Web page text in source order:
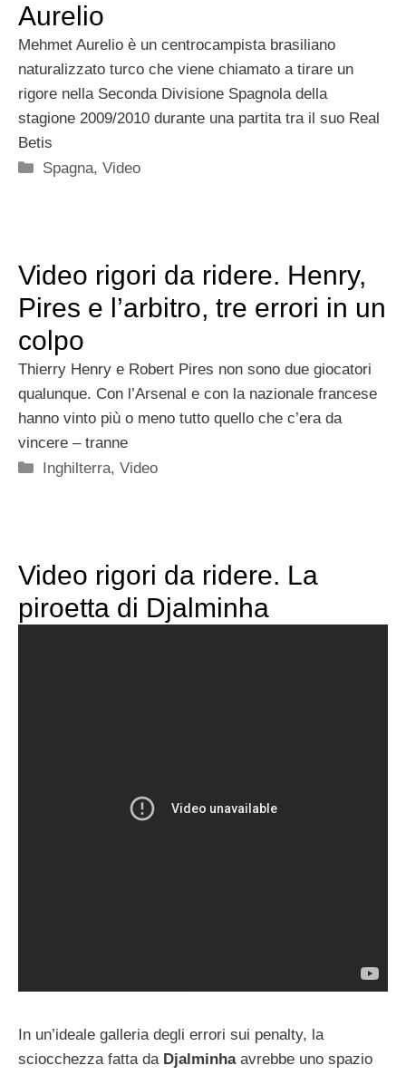
Aurelio
Mehmet Aurelio è un centrocampista brasiliano
naturalizzato turco che viene chiamato a tirare un
rigore nella Seconda Divisione Spagnola della
stagione 2009/2010 durante una partita tra il suo Real
Betis
Categorie
Spagna,Video
Video rigori da ridere. Henry,
Pires e l’arbitro, tre errori in un
colpo
Thierry Henry e Robert Pires non sono due giocatori
qualunque. Con l’Arsenal e con la nazionale francese
hanno vinto più o meno tutto quello che c’era da
vincere – tranne
Categorie
Inghilterra,Video
Video rigori da ridere. La
piroetta di Djalminha
In un’ideale galleria degli errori sui penalty, la
sciocchezza fatta da Djalminhaavrebbe uno spazio